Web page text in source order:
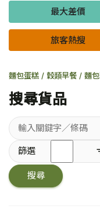
低鹽/無鹽/低糖/無糖食品
最大差價
旅客熱搜
麵包蛋糕 / 穀類早餐 / 麵
搜尋貨品
輸
入
關
鍵
字
篩選
搜尋